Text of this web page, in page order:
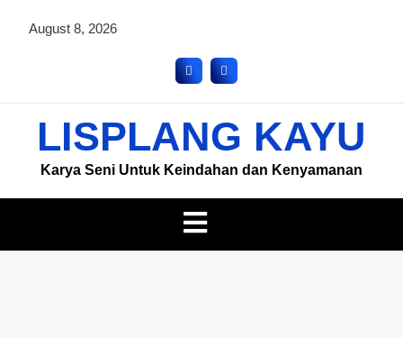
August 8, 2026
LISPLANG KAYU
Karya Seni Untuk Keindahan dan Kenyamanan